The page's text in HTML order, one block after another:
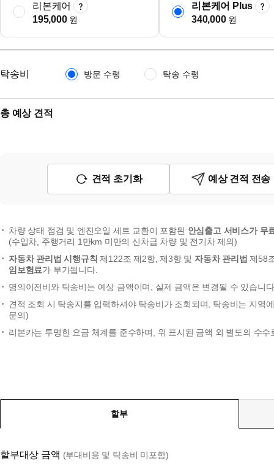
리본케어
195,000원
리본케어 Plus
340,000원
탁송비 방문 수령 탁송 수령
총 예상 견적
견적 초기화 예상 견적 전송
차량 상태 점검 및 엔진오일 세트 교환이 포함된 안심출고 서비스가 무
(수입차, 주행거리 1만km 미만의 신차급 차량 및 전기차 제외)
자동차 관리법 시행규칙 제122조 제2항, 제3항 및자동차 관리법 제58
임보험료가 부가됩니다.
명의이전비와 탁송비는 예상 금액이며, 실제 금액은 변경될 수 있습니
견적 조회 시 탁송지를 입력하셔야 탁송비가 조회되며, 탁송비는 지역
문의)
리본카는 투명한 요금 체계를 준수하며, 위 표시된 금액 외 별도의 수
할부
할부대상 금액 (부대비용 및 탁송비 미포함)